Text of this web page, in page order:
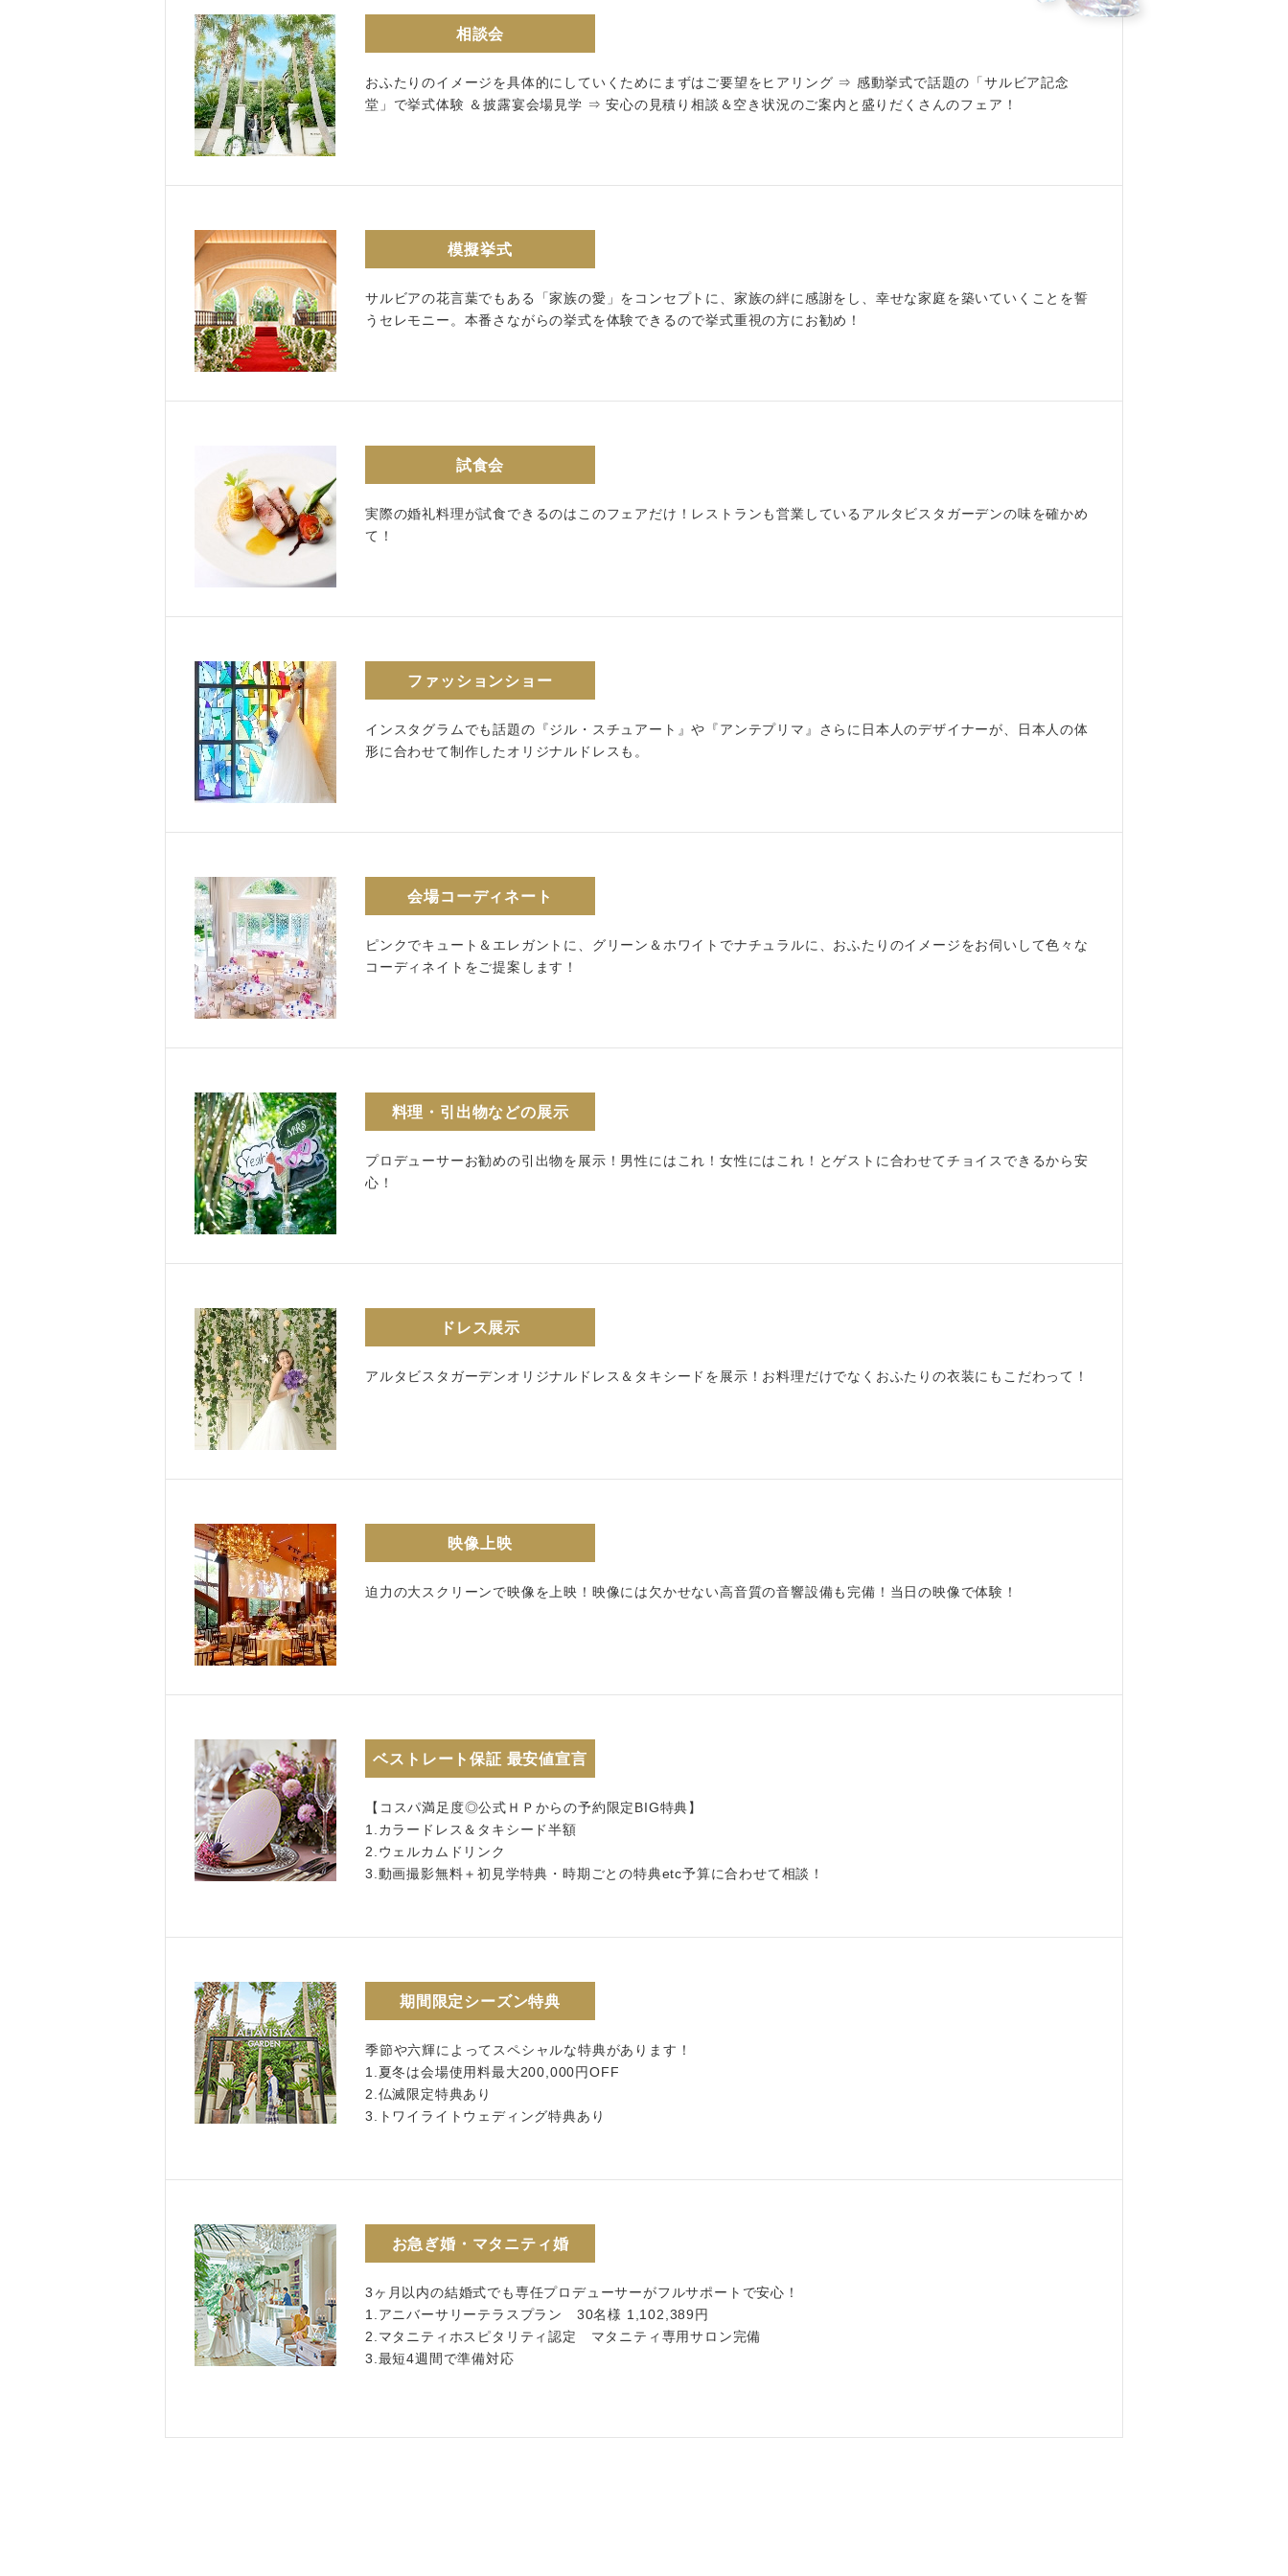
Facebook Wedding Restaurant Youtube
相談会
おふたりのイメージを具体的にしていくためにまずはご要望をヒアリング ⇒ 感動挙式で話題の「サルビア記念
堂」で挙式体験 ＆披露宴会場見学 ⇒ 安心の見積り相談＆空き状況のご案内と盛りだくさんのフェア！
模擬挙式
サルビアの花言葉でもある「家族の愛」をコンセプトに、家族の絆に感謝をし、幸せな家庭を築いていくことを誓
うセレモニー。本番さながらの挙式を体験できるので挙式重視の方にお勧め！
試食会
実際の婚礼料理が試食できるのはこのフェアだけ！レストランも営業しているアルタビスタガーデンの味を確かめ
て！
ファッションショー
インスタグラムでも話題の『ジル・スチュアート』や『アンテプリマ』さらに日本人のデザイナーが、日本人の体
形に合わせて制作したオリジナルドレスも。
会場コーディネート
ピンクでキュート＆エレガントに、グリーン＆ホワイトでナチュラルに、おふたりのイメージをお伺いして色々な
コーディネイトをご提案します！
料理・引出物などの展示
プロデューサーお勧めの引出物を展示！男性にはこれ！女性にはこれ！とゲストに合わせてチョイスできるから安
心！
ドレス展示
アルタビスタガーデンオリジナルドレス＆タキシードを展示！お料理だけでなくおふたりの衣装にもこだわって！
映像上映
迫力の大スクリーンで映像を上映！映像には欠かせない高音質の音響設備も完備！当日の映像で体験！
ベストレート保証 最安値宣言
【コスパ満足度◎公式ＨＰからの予約限定BIG特典】
1.カラードレス＆タキシード半額
2.ウェルカムドリンク
3.動画撮影無料＋初見学特典・時期ごとの特典etc予算に合わせて相談！
期間限定シーズン特典
季節や六輝によってスペシャルな特典があります！
1.夏冬は会場使用料最大200,000円OFF
2.仏滅限定特典あり
3.トワイライトウェディング特典あり
お急ぎ婚・マタニティ婚
3ヶ月以内の結婚式でも専任プロデューサーがフルサポートで安心！
1.アニバーサリーテラスプラン 30名様 1,102,389円
2.マタニティホスピタリティ認定 マタニティ専用サロン完備
3.最短4週間で準備対応